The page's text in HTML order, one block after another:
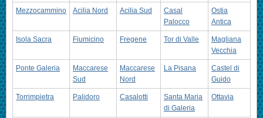
Mezzocammino Acilia Nord Acilia Sud
Casal
Palocco
Ostia
Antica
Isola Sacra Fiumicino Fregene Tor di Valle
Magliana
Vecchia
Ponte Galeria
Maccarese
Sud
Maccarese
Nord
La Pisana
Castel di
Guido
Torrimpietra Palidoro Casalotti
Santa Maria
di Galeria
Ottavia